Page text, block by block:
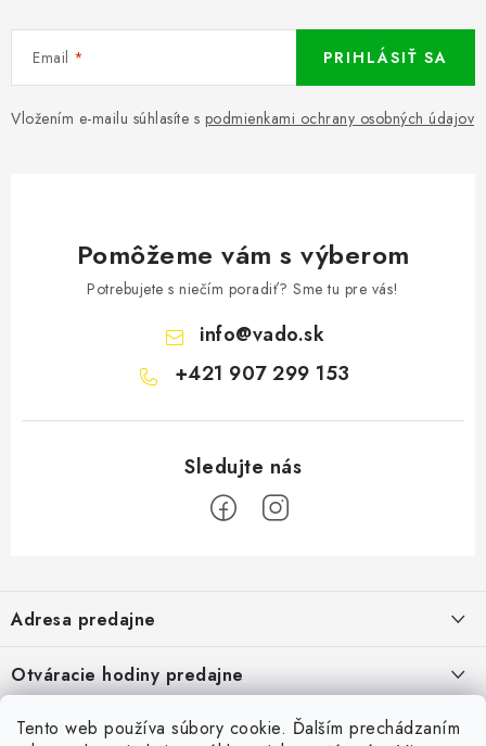
Tento web používa súbory cookie. Ďalším prechádzaním
Email
Vložením e-mailu súhlasíte s podmienkami ochrany osobných údajov
PRIHLÁSIŤ SA
Pomôžeme vám s výberom
Potrebujete s niečím poradiť? Sme tu pre vás!
info@vado.sk
+421 907 299 153
p
ä
t
Adresa predajne
Pekárska 4, 941 31 Dvory nad Žitavou
Pozrite si Google mapu
Otváracie hodiny predajne
Sobota, Nedeľa: Zatvorené
Informácie pre Vás